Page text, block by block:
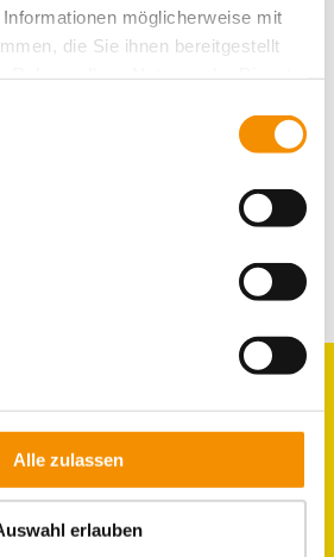
möglicherweise mit
die Sie ihnen bereitgestellt
Alle zulassen
erlauben
IN KÖLN
LAGE & UMGEBUNG